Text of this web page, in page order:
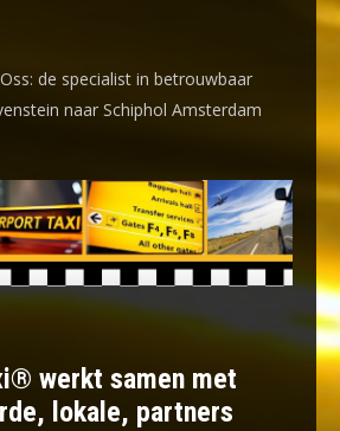
de specialist in betrouwbaar
naar Schiphol Amsterdam
werkt samen met
lokale, partners